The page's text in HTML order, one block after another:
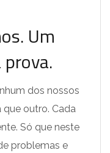
Um
dos nossos
outro. Cada
Só que neste
problemas e